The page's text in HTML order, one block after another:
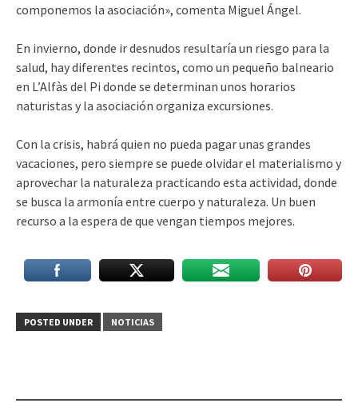
componemos la asociación», comenta Miguel Ángel.
En invierno, donde ir desnudos resultaría un riesgo para la
salud, hay diferentes recintos, como un pequeño balneario
en L’Alfàs del Pi donde se determinan unos horarios
naturistas y la asociación organiza excursiones.
Con la crisis, habrá quien no pueda pagar unas grandes
vacaciones, pero siempre se puede olvidar el materialismo y
aprovechar la naturaleza practicando esta actividad, donde
se busca la armonía entre cuerpo y naturaleza. Un buen
recurso a la espera de que vengan tiempos mejores.
POSTED UNDER NOTICIAS